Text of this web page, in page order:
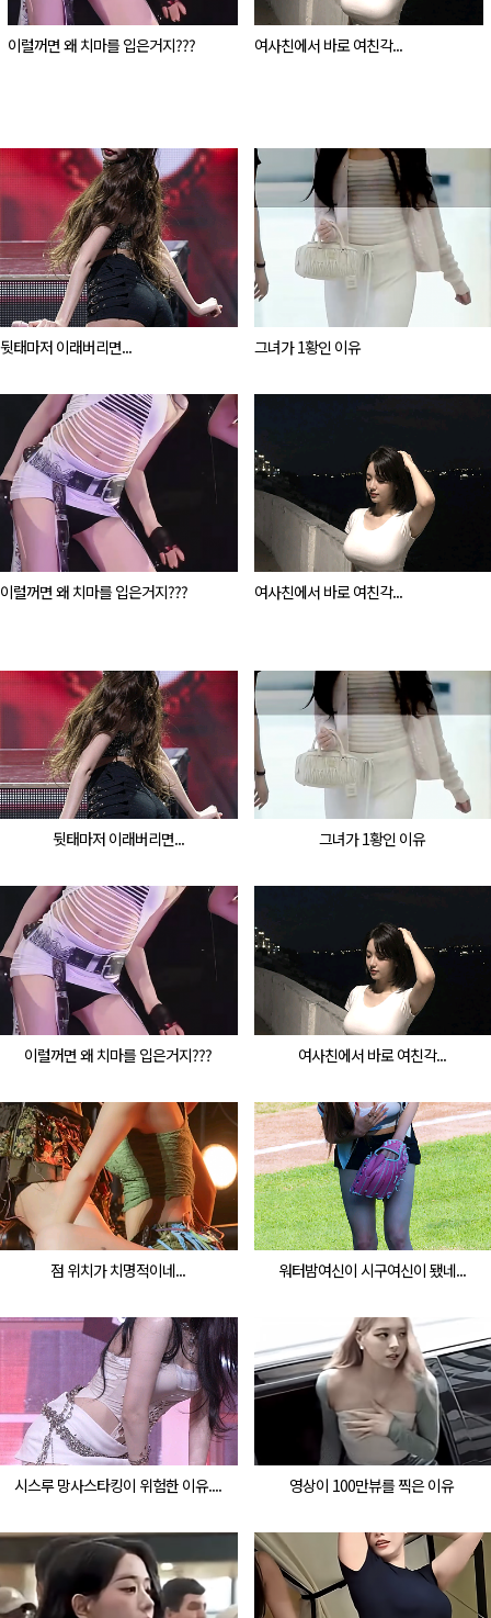
이럴꺼면 왜 치마를 입은거지??? 여사친에서 바로 여친각...
뒷태마저 이래버리면... 그녀가 1황인 이유
이럴꺼면 왜 치마를 입은거지??? 여사친에서 바로 여친각...
뒷태마저 이래버리면... 그녀가 1황인 이유
이럴꺼면 왜 치마를 입은거지??? 여사친에서 바로 여친각...
점 위치가 치명적이네... 워터밤여신이 시구여신이 됐네...
시스루 망사스타킹이 위험한 이유.... 영상이 100만뷰를 찍은 이유